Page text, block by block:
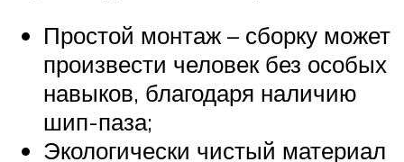
Простой монтаж – сборку может
произвести человек без особых
навыков, благодаря наличию
шип-паза;
Экологически чистый материал